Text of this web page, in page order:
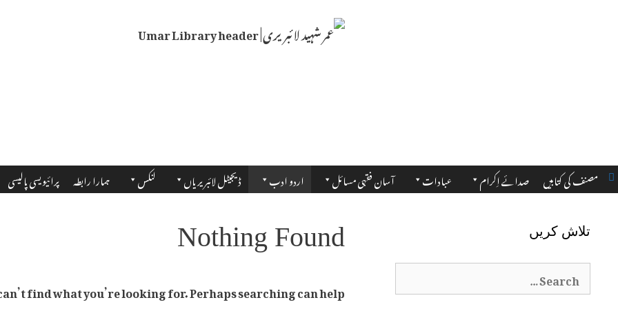
مصنف کی کتابیں صدائے اِکرام عبادات آسان فقہی مسائل اردو ادب ڈیجیٹل لائبریریاں لنکس ہمارا رابطہ پرائیویسی پالیسی
Nothing Found
find what you’re looking for. Perhaps searching can help.
تلاش کریں
Search